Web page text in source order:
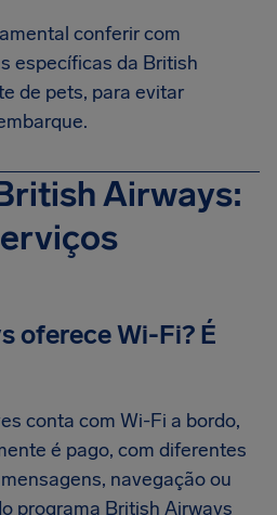
conferir com
específicas da British
de pets, para evitar
Airways:
oferece Wi-Fi? É
conta com Wi-Fi a bordo,
é pago, com diferentes
navegação ou
programa British Airways